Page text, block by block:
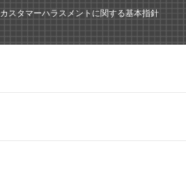
カスタマーハラスメントに関する基本指針